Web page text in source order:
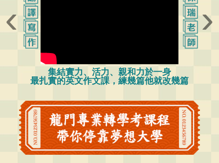
集結實力、活力、親和力於一身
最扎實的英文作文課，練幾篇他就改幾篇
‹ ›